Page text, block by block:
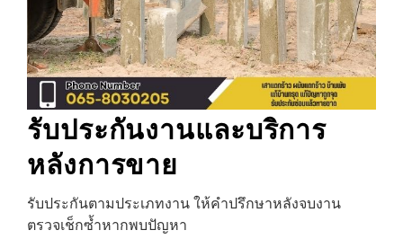
รับประกันงานและบริการ
หลังการขาย
รับประกันตามประเภทงาน ให้คำปรึกษาหลังจบงาน
ตรวจเช็กซ้ำหากพบปัญหา